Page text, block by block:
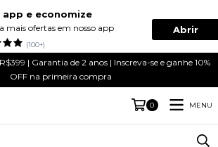
app e economize
mais ofertas em nosso app
(100+)
Abrir
| Garantia de 2 anos | Inscreva-se e ganhe 10%
OFF na primeira compra
0 MENU